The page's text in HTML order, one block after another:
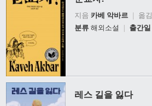
지음 카베 악바르 옮김
분류 해외소설 출간일
레스 길을 잃다